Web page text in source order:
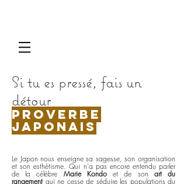
Le Japon nous enseigne sa sagesse, son organisation
et son esthétisme. Qui n'a pas encore entendu parler
de la célèbre Marie Kondoet de son art du
rangement qui ne cesse de séduire les populations du
Si tu es pressé, fais un
détour
proverbe
japonais